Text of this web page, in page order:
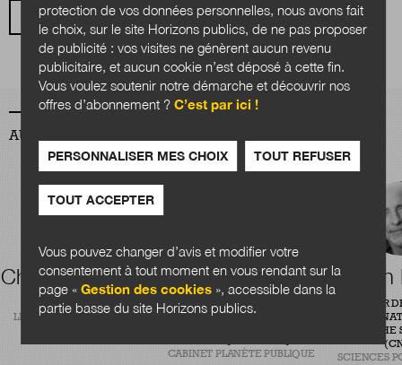
VOIR TOUS LES ARTICLES
AUTEURS
Charles Quansah
RÉDACTEUR
LÉGIBASE COLLECTIVITÉS
Théophile
Courtier
CABINET PLANÈTE PUBLIQUE
DIRECTEUR
CENTRE
SCIENCES
protection de vos données personnelles, nous avons fait
le choix, sur le site Horizons publics, de ne pas proposer
de publicité : vos visites ne génèrent aucun revenu
publicitaire, et aucun cookie n’est déposé à cette fin.
Vous voulez soutenir notre démarche et découvrir nos
offres d’abonnement ? C’est par ici !
PERSONNALISER MES CHOIX TOUT REFUSER
TOUT ACCEPTER
Vous pouvez changer d’avis et modifier votre
consentement à tout moment en vous rendant sur la
page « Gestion des cookies», accessible dans la
partie basse du site Horizons publics.